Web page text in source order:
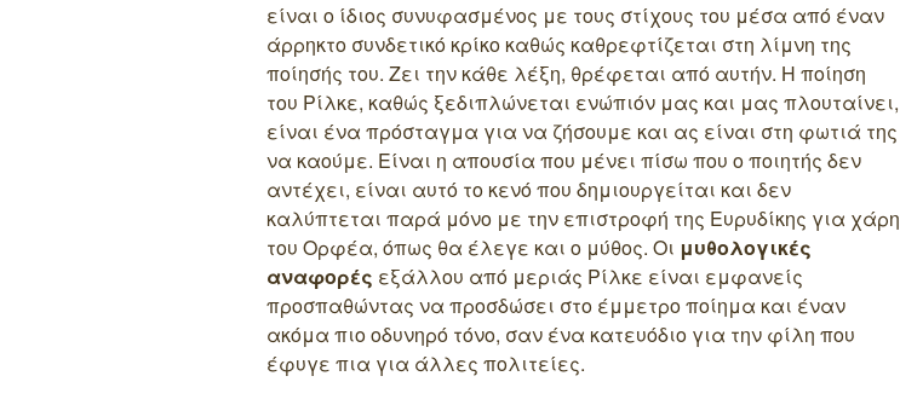
είναι ο ίδιος συνυφασμένος με τους στίχους του μέσα από έναν
άρρηκτο συνδετικό κρίκο καθώς καθρεφτίζεται στη λίμνη της
ποίησής του. Ζει την κάθε λέξη, θρέφεται από αυτήν. Η ποίηση
του Ρίλκε, καθώς ξεδιπλώνεται ενώπιόν μας και μας πλουταίνει,
είναι ένα πρόσταγμα για να ζήσουμε και ας είναι στη φωτιά της
να καούμε. Είναι η απουσία που μένει πίσω που ο ποιητής δεν
αντέχει, είναι αυτό το κενό που δημιουργείται και δεν
καλύπτεται παρά μόνο με την επιστροφή της Ευρυδίκης για χάρη
του Ορφέα, όπως θα έλεγε και ο μύθος. Οι μυθολογικές
αναφορές εξάλλου από μεριάς Ρίλκε είναι εμφανείς
προσπαθώντας να προσδώσει στο έμμετρο ποίημα και έναν
ακόμα πιο οδυνηρό τόνο, σαν ένα κατευόδιο για την φίλη που
έφυγε πια για άλλες πολιτείες.